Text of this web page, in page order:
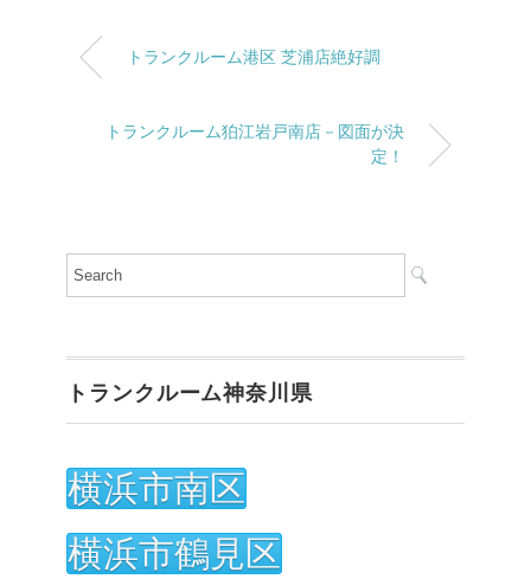
トランクルーム港区 芝浦店絶好調
トランクルーム狛江岩戸南店－図面が決
定！
トランクルーム神奈川県
横浜市南区
横浜市鶴見区